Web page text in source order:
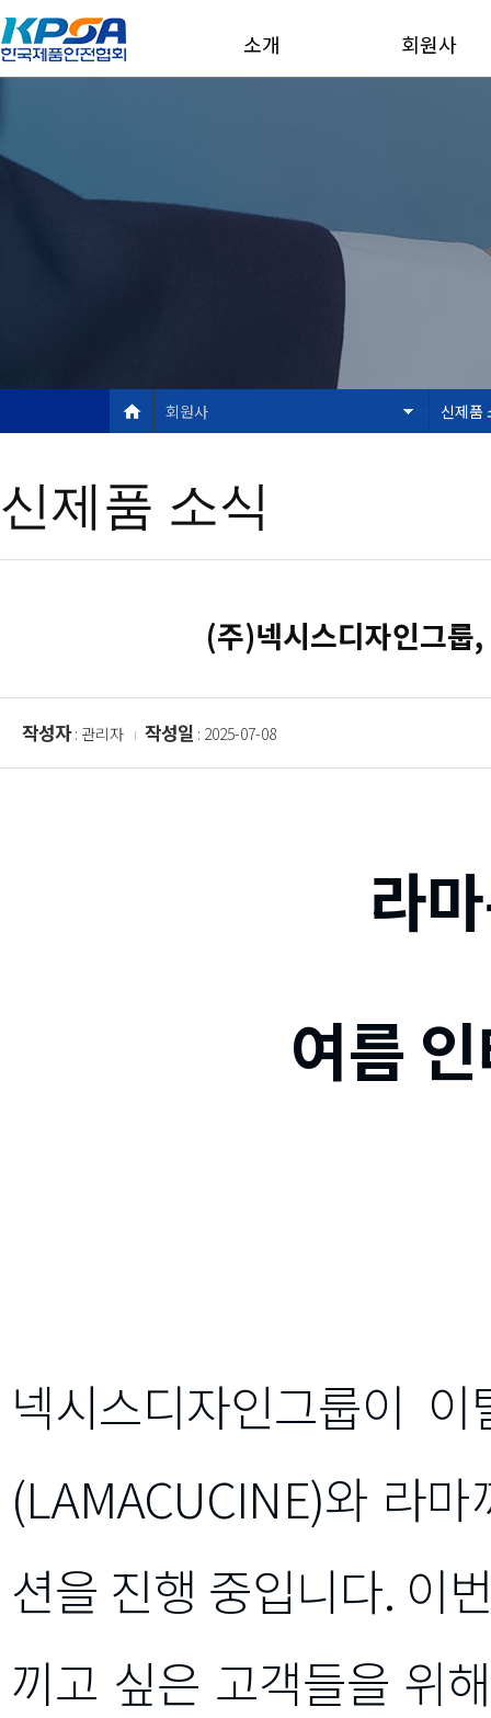
소개 회원사
회원사 신제품
신제품 소식
(주)넥시스디자인그룹
작성자: 관리자 작성일 : 2025-07-08
라
여름
넥시스디자인그룹이
(LAMACUCINE)와 라
션을 진행 중입니다. 이
끼고 싶은 고객들을 위